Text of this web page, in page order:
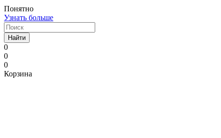
Понятно
Узнать больше
Найти
0
0
0
Корзина